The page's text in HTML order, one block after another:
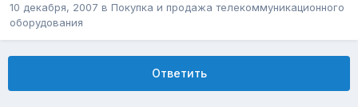
10 декабря, 2007 в Покупка и продажа телекоммуникационного
оборудования
Ответить